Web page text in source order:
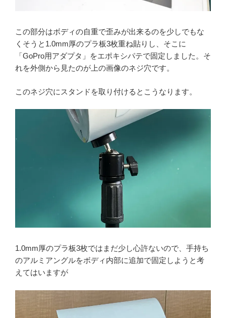
この部分はボディの自重で歪みが出来るのを少しでもな
くそうと1.0mm厚のプラ板3枚重ね貼りし、そこに
「GoPro用アダプタ」をエポキシパテで固定しました。そ
れを外側から見たのが上の画像のネジ穴です。
このネジ穴にスタンドを取り付けるとこうなります。
1.0mm厚のプラ板3枚ではまだ少し心許ないので、手持ち
のアルミアングルをボディ内部に追加で固定しようと考
えてはいますが